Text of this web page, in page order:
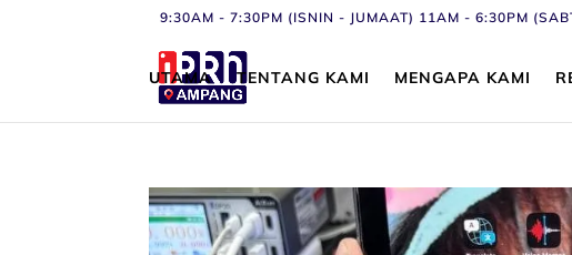
9:30AM - 7:30PM (ISNIN - JUMAAT) 11AM - 6:30PM
UTAMA TENTANG KAMI MENGAPA KAMI